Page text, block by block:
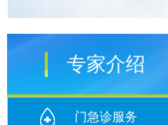
专家介绍
门急诊服务